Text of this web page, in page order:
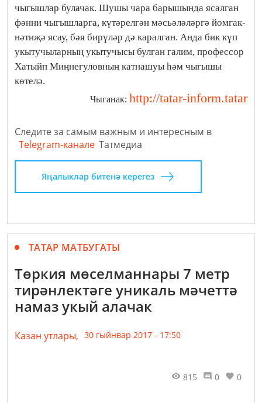
чыгышлар булачак. Шушы чара барышында ясалган
фәнни чыгышларга, күтәрелгән мәсьәләләргә йомгак-
нәтиҗә ясау, бәя бирүләр дә каралган. Анда бик күп
укытучыларның укытучысы булган галим, профессор
Хатыйп Миңнегуловның катнашуы һәм чыгышы
көтелә.
Чыганак: http://tatar-inform.tatar
Следите за самым важным и интересным в
Telegram-канале Татмедиа
Яңалыклар битенә керегез
ТАТАР МАТБУГАТЫ
Төркия мөселманнары 7 метр
тирәнлектәге уникаль мәчеттә
намаз укый алачак
Казан утлары, 30 гыйнвар 2017 - 17:50
815 0 0